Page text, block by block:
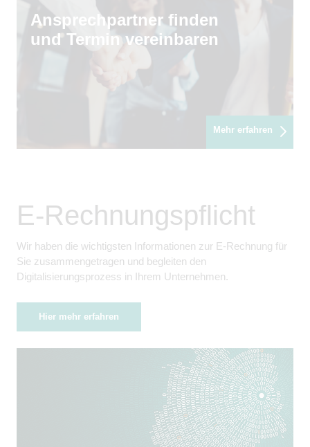
Ansprechpartner finden
und Termin vereinbaren
Mehr erfahren
E-Rechnungspflicht
Wir haben die wichtigsten Informationen zur E-Rechnung für
Sie zusammengetragen und begleiten den
Digitalisierungsprozess in Ihrem Unternehmen.
Hier mehr erfahren